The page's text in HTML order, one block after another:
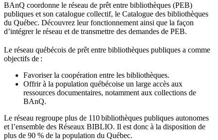
BAnQ coordonne le réseau de prêt entre bibliothèques (PEB)
publiques et son catalogue collectif, le Catalogue des bibliothèques
du Québec. Découvrez leur fonctionnement ainsi que la façon
d’intégrer le réseau et de transmettre des demandes de PEB.
Le réseau québécois de prêt entre bibliothèques publiques a comme
objectifs de :
Favoriser la coopération entre les bibliothèques.
Offrir à la population québécoise un large accès aux
ressources documentaires, notamment aux collections de
BAnQ.
Le réseau regroupe plus de 110bibliothèques publiques autonomes
et l’ensemble des Réseaux BIBLIO. Il est donc à la disposition de
plus de 90 % de la population du Québec.